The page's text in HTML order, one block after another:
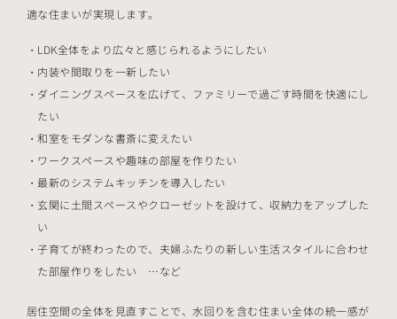
適な住まいが実現します。
LDK全体をより広々と感じられるようにしたい
内装や間取りを一新したい
ダイニングスペースを広げて、ファミリーで過ごす時間を快適にし
たい
和室をモダンな書斎に変えたい
ワークスペースや趣味の部屋を作りたい
最新のシステムキッチンを導入したい
玄関に土間スペースやクローゼットを設けて、収納力をアップした
い
子育てが終わったので、夫婦ふたりの新しい生活スタイルに合わせ
た部屋作りをしたい …など
居住空間の全体を見直すことで、水回りを含む住まい全体の統一感が